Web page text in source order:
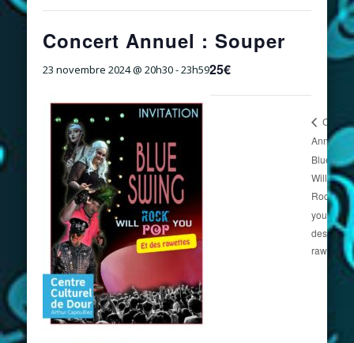
Concert Annuel : Souper
23 novembre 2024 @ 20h30-23h5925€
Annuel :
Will
Rock/Pop
you … et
des
rawettes